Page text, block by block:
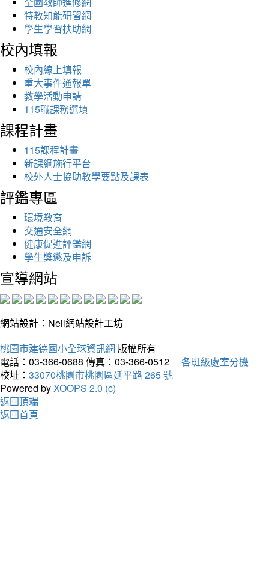
特教知能研習網
學生學習扶助網
校內填報
校內線上填報
重大事件通報單
教學活動申請
115職課務選填
課程計畫
115課程計畫
新課綱施行平台
校外人士協助教學要點及課表
評鑑專區
環境教育
交通安全網
健康促進評鑑網
學生獎懲及申訴
宣導網站
網站設計：Neil網站設計工坊
桃園市建德國小全球資訊網 版權所有
電話：03-366-0688 傳真：03-366-0512
各班級處室分機
校址： 33070桃園市桃園區延平路 265 號
Powered byXOOPS 2.0 (c)
返回頂端
返回首頁